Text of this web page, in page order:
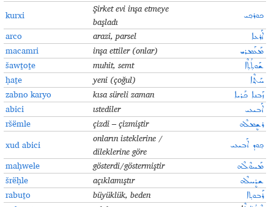
kurxi
Şirket evi inşa etmeye
başladı
ܟܘܪܟ݂ܝ
arco arazi, parsel ܐܰܪܥܐ
macamri inşa ettiler (onlar) ܡܰܥܰܡܪܝ
šawṯoṯe muhit, semt ܫܰܘܬ̣ܳܬ̣ܶܐ
ḥaṯe yeni (çoğul) ܚܰܬ݂ܶܐ
zabno karyo kısa süreli zaman ܙܰܒܢܐ ܟܰܪܝܐ
abici ıstediler ܐܰܒܝܥܝ
ršëmle çizdi – çizmiştir ܪܫܷܡܠܶܗ
xud abici
onların isteklerine /
dileklerine göre
ܟ݂ܘܕ ܐܰܒܝܥܝ
maḥwele gösterdi/göstermiştir ܡܰܚܘܶܠܶܗ
šrëḥle açıklamıştır ܫܪܷܚܠܶܗ
rabuṯo büyüklük, beden ܪܰܒܘܬ݂ܐ